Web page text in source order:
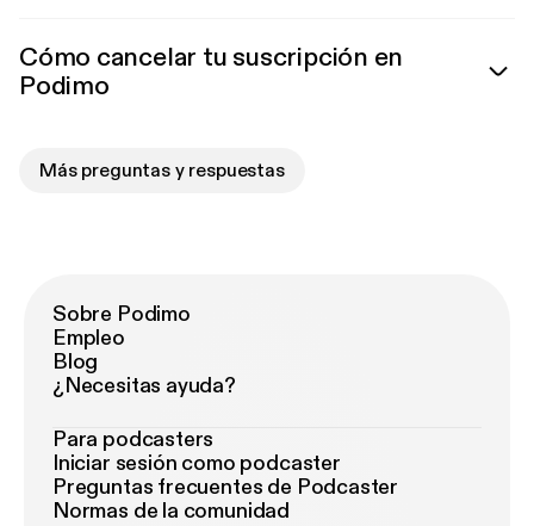
Cómo cancelar tu suscripción en
Podimo
Más preguntas y respuestas
Sobre Podimo
Empleo
Blog
¿Necesitas ayuda?
Para podcasters
Iniciar sesión como podcaster
Preguntas frecuentes de Podcaster
Normas de la comunidad